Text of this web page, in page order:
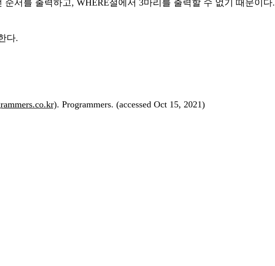
서를 출력하고, WHERE절에서 3마리를 출력할 수 없기 때문이다.
다.
. Programmers. (accessed Oct 15, 2021)